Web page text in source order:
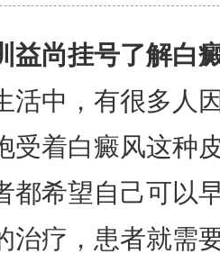
益尚挂号了解白
活中，有很多人
受着白癜风这种
都希望自己可以
治疗，患者就需